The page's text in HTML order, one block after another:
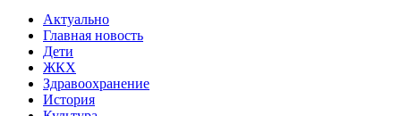
Актуально
Главная новость
Дети
ЖКХ
Здравоохранение
История